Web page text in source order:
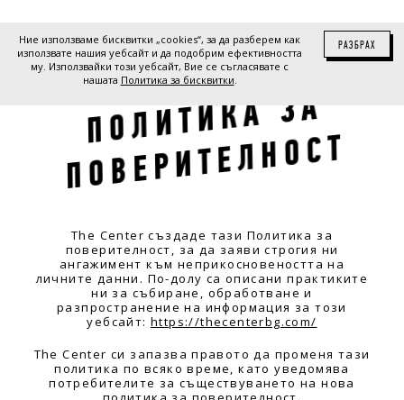
Ние използваме бисквитки „cookies“, за да разберем как
използвате нашия уебсайт и да подобрим ефективността
му. Използвайки този уебсайт, Вие се съгласявате с
нашата Политика за бисквитки.
РАЗБРАХ
П
О
Л
И
Т
И
К
А
З
А
П
О
В
Е
Р
И
Т
Е
Л
Н
О
С
Т
The Center създаде тази Политика за
поверителност, за да заяви строгия ни
ангажимент към неприкосновеността на
личните данни. По-долу са описани практиките
ни за събиране, обработване и
разпространение на информация за този
уебсайт: https://thecenterbg.com/
The Center си запазва правото да променя тази
политика по всяко време, като уведомява
потребителите за съществуването на нова